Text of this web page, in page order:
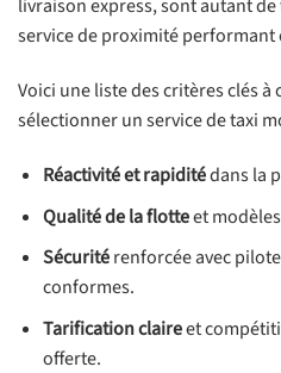
livraison express, sont autant
service de proximité performant
Voici une liste des critères clés
sélectionner un service de taxi
Réactivité et rapiditédans la
Qualité de la flotteet
Sécuritérenforcée avec
conformes.
Tarification claireet
offerte.